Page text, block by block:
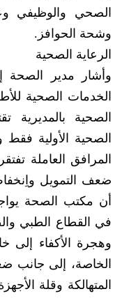
الصحي والوظيفي
وشحة الحوافز.
الرعاية الصحية
وأشار مدير
الخدمات الصحية
الصحية
الصحية الأولية
المرافق العاملة
ضعف التمويل
أن مكتب الصحة
في القطاع الطبي
وهجرة الأكفاء إلى
الخاصة، إلى جانب
المتهالكة وقلة